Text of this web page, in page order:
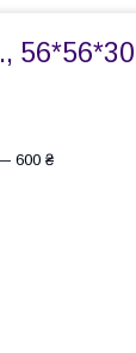
56*56*30
600 ₴